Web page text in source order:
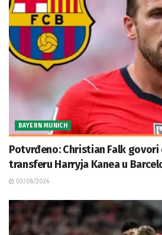
BAYERN MUNICH
Potvrđeno: Christian Falk
transferu Harryja Kanea u
03/08/2026